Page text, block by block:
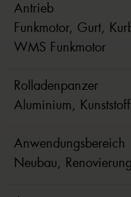
Antrieb
Funkmotor, Gurt,
WMS Funkmotor
Rolladenpanzer
Aluminium, Kunststoff
Anwendungsbereich
Neubau, Renovierung